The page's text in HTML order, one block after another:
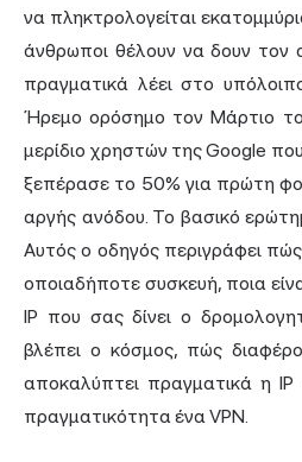
να πληκτρολογείται
άνθρωποι θέλουν να δουν τον
πραγματικά λέει στο
Ήρεμο ορόσημο τον Μάρτιο
μερίδιο χρηστών της Google
ξεπέρασε το 50% για πρώτη
αργής ανόδου. Το βασικό
Αυτός ο οδηγός περιγράφει
οποιαδήποτε συσκευή, ποια
IP που σας δίνει ο
βλέπει ο κόσμος, πώς
αποκαλύπτει πραγματικά η IP
πραγματικότητα ένα VPN.